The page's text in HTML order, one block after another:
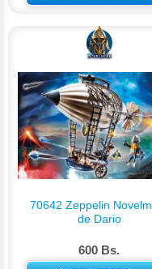
70642 Zeppelin
de Dario
600 Bs.